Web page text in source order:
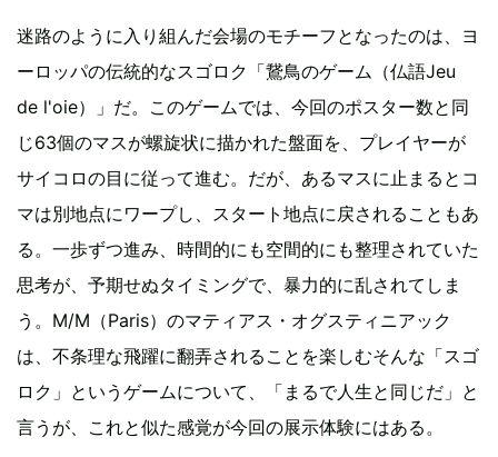
迷路のように入り組んだ会場のモチーフとなったのは、ヨ
ーロッパの伝統的なスゴロク「鵞鳥のゲーム（仏語Jeu
de l'oie）」だ。このゲームでは、今回のポスター数と同
じ63個のマスが螺旋状に描かれた盤面を、プレイヤーが
サイコロの目に従って進む。だが、あるマスに止まるとコ
マは別地点にワープし、スタート地点に戻されることもあ
る。一歩ずつ進み、時間的にも空間的にも整理されていた
思考が、予期せぬタイミングで、暴力的に乱されてしま
う。M/M（Paris）のマティアス・オグスティニアック
は、不条理な飛躍に翻弄されることを楽しむそんな「スゴ
ロク」というゲームについて、「まるで人生と同じだ」と
言うが、これと似た感覚が今回の展示体験にはある。